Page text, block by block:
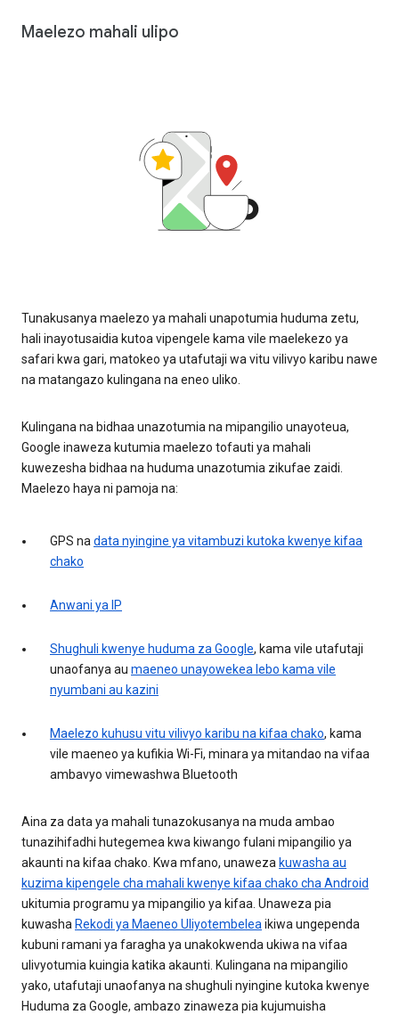
Maelezo mahali ulipo
Tunakusanya maelezo ya mahali unapotumia huduma zetu,
hali inayotusaidia kutoa vipengele kama vile maelekezo ya
safari kwa gari, matokeo ya utafutaji wa vitu vilivyo karibu nawe
na matangazo kulingana na eneo uliko.
Kulingana na bidhaa unazotumia na mipangilio unayoteua,
Google inaweza kutumia maelezo tofauti ya mahali
kuwezesha bidhaa na huduma unazotumia zikufae zaidi.
Maelezo haya ni pamoja na:
GPS na data nyingine ya vitambuzi kutoka kwenye kifaa
chako
Anwani ya IP
Shughuli kwenye huduma za Google, kama vile utafutaji
unaofanya au maeneo unayowekea lebo kama vile
nyumbani au kazini
Maelezo kuhusu vitu vilivyo karibu na kifaa chako, kama
vile maeneo ya kufikia Wi-Fi, minara ya mitandao na vifaa
ambavyo vimewashwa Bluetooth
Aina za data ya mahali tunazokusanya na muda ambao
tunazihifadhi hutegemea kwa kiwango fulani mipangilio ya
akaunti na kifaa chako. Kwa mfano, unaweza kuwasha au
kuzima kipengele cha mahali kwenye kifaa chako cha Android
ukitumia programu ya mipangilio ya kifaa. Unaweza pia
kuwasha Rekodi ya Maeneo Uliyotembelea ikiwa ungependa
kubuni ramani ya faragha ya unakokwenda ukiwa na vifaa
ulivyotumia kuingia katika akaunti. Kulingana na mipangilio
yako, utafutaji unaofanya na shughuli nyingine kutoka kwenye
Huduma za Google, ambazo zinaweza pia kujumuisha